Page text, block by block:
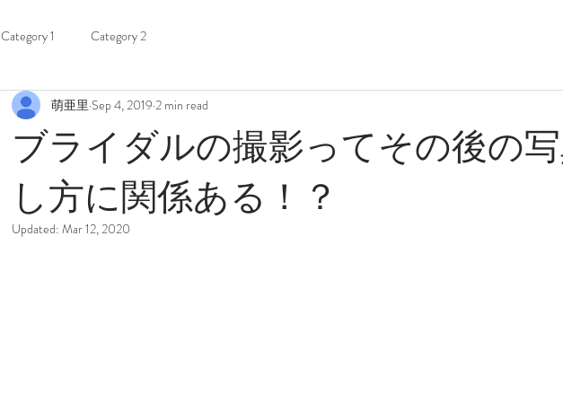
Category 1 Category 2
ブライダルの撮影ってその後の
し方に関係ある！？
萌亜里 Sep 4, 2019 2 min read
Updated: Mar 12, 2020